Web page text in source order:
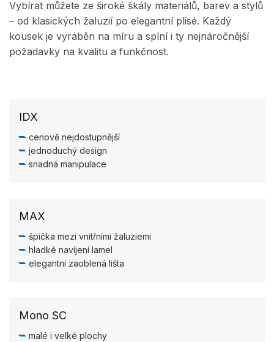
Vybírat můžete ze široké škály materiálů, barev a stylů
– od klasických žaluzií po elegantní plisé. Každý
kousek je vyráběn na míru a splní i ty nejnáročnější
požadavky na kvalitu a funkčnost.
IDX
cenově nejdostupnější
jednoduchý design
snadná manipulace
MAX
špička mezi vnitřními žaluziemi
hladké navíjení lamel
elegantní zaoblená lišta
Mono SC
malé i velké plochy